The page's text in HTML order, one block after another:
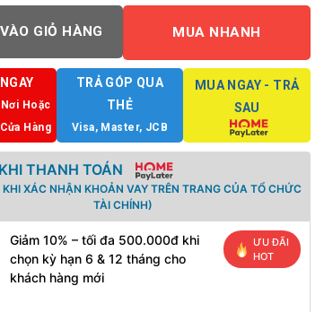
GIỎ HÀNG MUA NHANH
Hoặc
Hàng
TRẢ GÓP QUA
THẺ
Visa, Master, JCB
MUA NGAY - TRẢ
SAU
THANH TOÁN
XÁC NHẬN KHOẢN VAY TRÊN TRANG CỦA TỔ CHỨC
TÀI CHÍNH)
Giảm 10% – tối đa 500.000đ khi
chọn kỳ hạn 6 & 12 tháng cho
khách hàng mới
ƯU ĐÃI
HOT